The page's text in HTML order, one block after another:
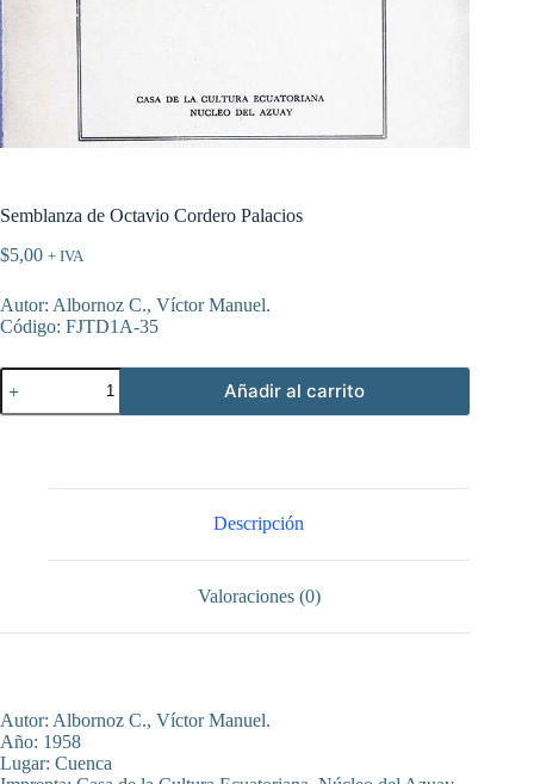
Semblanza de Octavio Cordero Palacios
$5,00 + IVA
Autor: Albornoz C., Víctor Manuel.
Código: FJTD1A-35
Semblanza
de
Octavio
Añadir al carrito
Descripción
Valoraciones (0)
Autor: Albornoz C., Víctor Manuel.
Año: 1958
Lugar: Cuenca